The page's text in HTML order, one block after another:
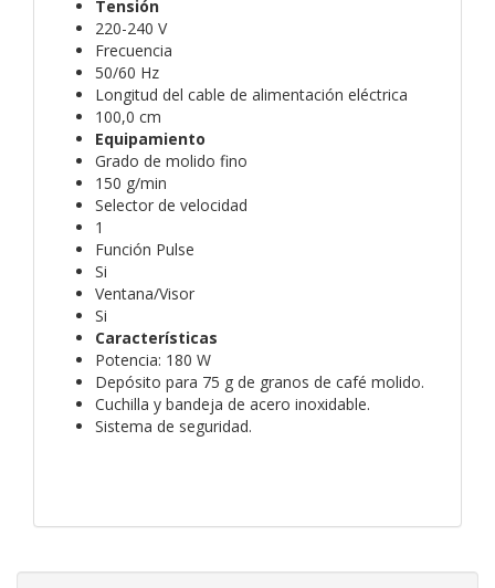
Tensión
220-240 V
Frecuencia
50/60 Hz
Longitud del cable de alimentación eléctrica
100,0 cm
Equipamiento
Grado de molido fino
150 g/min
Selector de velocidad
1
Función Pulse
Si
Ventana/Visor
Si
Características
Potencia: 180 W
Depósito para 75 g de granos de café molido.
Cuchilla y bandeja de acero inoxidable.
Sistema de seguridad.